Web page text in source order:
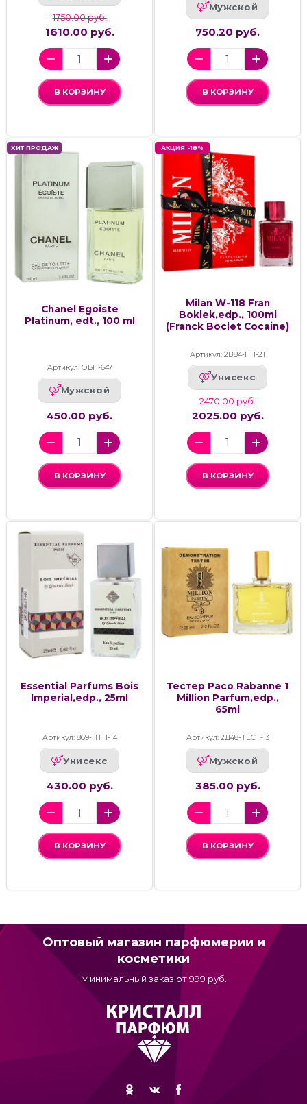
1750.00 руб.
1610.00 руб.
В КОРЗИНУ
Мужской
750.20 руб.
В КОРЗИНУ
ХИТ ПРОДАЖ
Chanel Egoiste
Platinum, edt., 100 ml
Артикул: ОБП-647
Мужской
450.00 руб.
В КОРЗИНУ
АКЦИЯ -18%
Milan W-118 Fran
Boklek,edp., 100ml
(Franck Boclet Cocaine)
Артикул: 2В84-НП-21
Унисекс
2470.00 руб.
2025.00 руб.
В КОРЗИНУ
Essential Parfums Bois
Imperial,edp., 25ml
Артикул: 869-НТН-14
Унисекс
430.00 руб.
В КОРЗИНУ
Тестер Paco Rabanne 1
Million Parfum,edp.,
65ml
Артикул: 2Д48-ТЕСТ-13
Мужской
385.00 руб.
В КОРЗИНУ
Оптовый магазин парфюмерии и
косметики
Минимальный заказ от 999 руб.